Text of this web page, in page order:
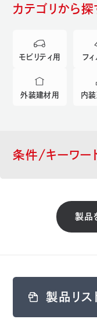
カテゴリから探
モビリティ用 フ
外装建材用 内
条件/キーワー
新製品
Te-onシリーズ
用途
プラスチック
製品
製品リス